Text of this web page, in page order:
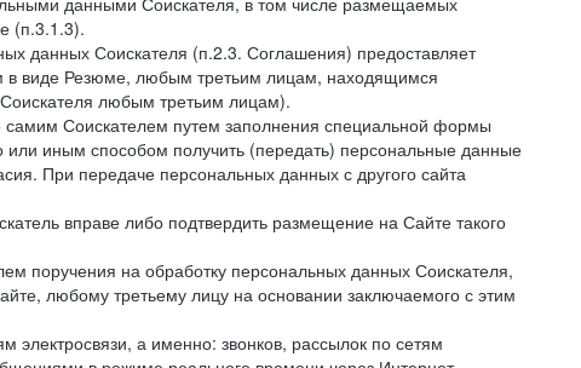
(п.3.1.3).
данных Соискателя (п.2.3. Соглашения) предоставляет
в виде Резюме, любым третьим лицам, находящимся
любым третьим лицам).
Соискателем путем заполнения специальной формы
или иным способом получить (передать) персональные данные
При передаче персональных данных с другого сайта
вправе либо подтвердить размещение на Сайте такого
поручения на обработку персональных данных Соискателя,
любому третьему лицу на основании заключаемого с этим
а именно: звонков, рассылок по сетям